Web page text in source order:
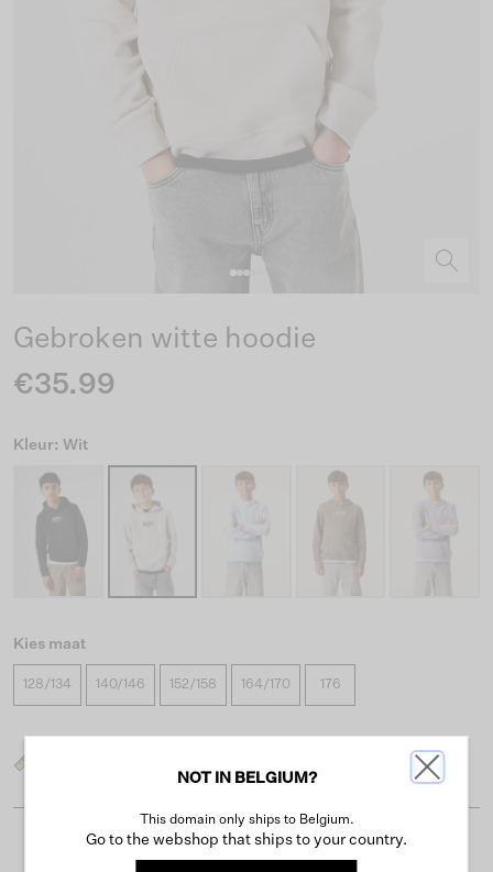
Gebroken witte hoodie
€35.99
Kleur: Wit
Kies maat
128/134 140/146 152/158 164/170 176
Gratis verzending vanaf €50
NOT IN BELGIUM?
This domain only ships to Belgium.
Go to the webshop that ships to your country.